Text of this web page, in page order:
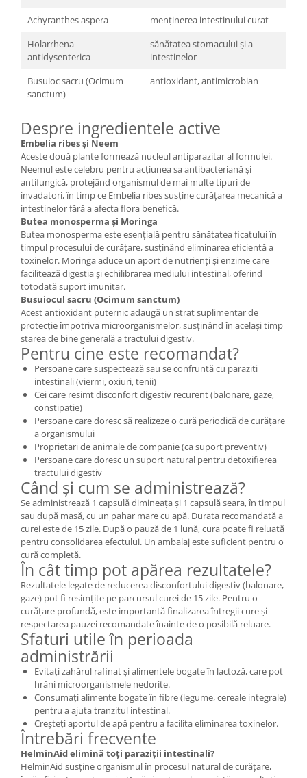
Achyranthes aspera
menținerea intestinului curat
Holarrhena
antidysenterica
sănătatea stomacului și a
intestinelor
Busuioc sacru (Ocimum
sanctum)
antioxidant, antimicrobian
Despre ingredientele active
Embelia ribes și Neem
Aceste două plante formează nucleul antiparazitar al formulei.
Neemul este celebru pentru acțiunea sa antibacteriană și
antifungică, protejând organismul de mai multe tipuri de
invadatori, în timp ce Embelia ribes susține curățarea mecanică a
intestinelor fără a afecta flora benefică.
Butea monosperma și Moringa
Butea monosperma este esențială pentru sănătatea ficatului în
timpul procesului de curățare, susținând eliminarea eficientă a
toxinelor. Moringa aduce un aport de nutrienți și enzime care
facilitează digestia și echilibrarea mediului intestinal, oferind
totodată suport imunitar.
Busuiocul sacru (Ocimum sanctum)
Acest antioxidant puternic adaugă un strat suplimentar de
protecție împotriva microorganismelor, susținând în același timp
starea de bine generală a tractului digestiv.
Pentru cine este recomandat?
Persoane care suspectează sau se confruntă cu paraziți
intestinali (viermi, oxiuri, tenii)
Cei care resimt disconfort digestiv recurent (balonare, gaze,
constipație)
Persoane care doresc să realizeze o cură periodică de curățare
a organismului
Proprietari de animale de companie (ca suport preventiv)
Persoane care doresc un suport natural pentru detoxifierea
tractului digestiv
Când și cum se administrează?
Se administrează 1 capsulă dimineața și 1 capsulă seara, în timpul
sau după masă, cu un pahar mare cu apă. Durata recomandată a
curei este de 15 zile. După o pauză de 1 lună, cura poate fi reluată
pentru consolidarea efectului. Un ambalaj este suficient pentru o
cură completă.
În cât timp pot apărea rezultatele?
Rezultatele legate de reducerea disconfortului digestiv (balonare,
gaze) pot fi resimțite pe parcursul curei de 15 zile. Pentru o
curățare profundă, este importantă finalizarea întregii cure și
respectarea pauzei recomandate înainte de o posibilă reluare.
Sfaturi utile în perioada
administrării
Evitați zahărul rafinat și alimentele bogate în lactoză, care pot
hrăni microorganismele nedorite.
Consumați alimente bogate în fibre (legume, cereale integrale)
pentru a ajuta tranzitul intestinal.
Creșteți aportul de apă pentru a facilita eliminarea toxinelor.
Întrebări frecvente
HelminAid elimină toți paraziții intestinali?
HelminAid susține organismul în procesul natural de curățare,